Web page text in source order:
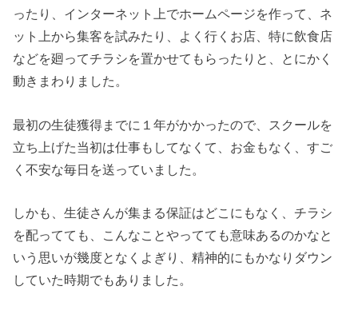
ったり、インターネット上でホームページを作って、ネ
ット上から集客を試みたり、よく行くお店、特に飲食店
などを廻ってチラシを置かせてもらったりと、とにかく
動きまわりました。
最初の生徒獲得までに１年がかかったので、スクールを
立ち上げた当初は仕事もしてなくて、お金もなく、すご
く不安な毎日を送っていました。
しかも、生徒さんが集まる保証はどこにもなく、チラシ
を配ってても、こんなことやってても意味あるのかなと
いう思いが幾度となくよぎり、精神的にもかなりダウン
していた時期でもありました。